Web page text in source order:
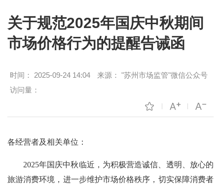
关于规范2025年国庆中秋期间
市场价格行为的提醒告诫函
时间： 2025-09-24 14:04 来源： "苏州市场监管"微信公众号
访问量：
各经营者及相关单位：
2025年国庆中秋临近，为积极营造诚信、透明、放心的
旅游消费环境，进一步维护市场价格秩序，切实保障消费者